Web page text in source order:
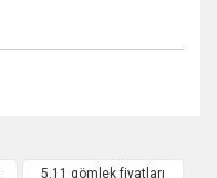
5.11 gömlek fiyatları